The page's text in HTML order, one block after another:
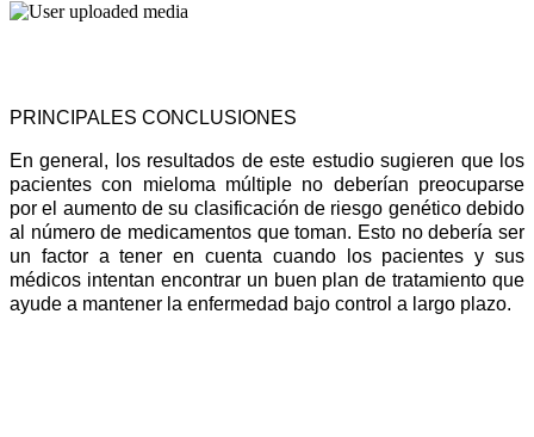
PRINCIPALES CONCLUSIONES
En general, los resultados de este estudio sugieren que los
pacientes con mieloma múltiple no deberían preocuparse
por el aumento de su clasificación de riesgo genético debido
al número de medicamentos que toman. Esto no debería ser
un factor a tener en cuenta cuando los pacientes y sus
médicos intentan encontrar un buen plan de tratamiento que
ayude a mantener la enfermedad bajo control a largo plazo.